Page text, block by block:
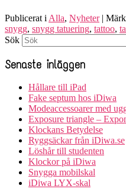
Publicerat i Alla, Nyheter |
snygg, snygg tatuering, tattoo,
Sök
Senaste inläggen
Hållare till iPad
Fake septum hos iDiwa
Modeaccessoarer med
Exposure triangle –
Klockans Betydelse
Ryggsäckar från iDiwa.se
Löshår till studenten
Klockor på iDiwa
Snygga mobilskal
iDiwa LYX-skal